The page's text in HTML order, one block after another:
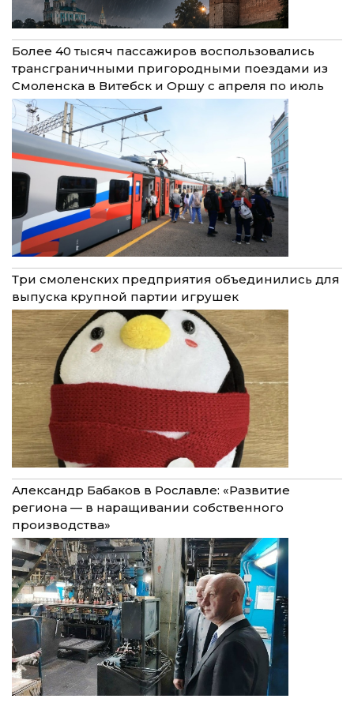
Более 40 тысяч пассажиров воспользовались
трансграничными пригородными поездами из
Смоленска в Витебск и Оршу с апреля по июль
Три смоленских предприятия объединились для
выпуска крупной партии игрушек
Александр Бабаков в Рославле: «Развитие
региона — в наращивании собственного
производства»